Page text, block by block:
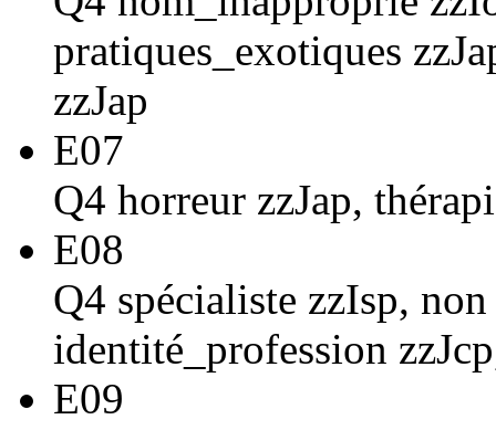
pratiques_exotiques
zzJap
E07
Q4 horreur zzJap,
E08
Q4 spécialiste zzIsp,
identité_profession
E09